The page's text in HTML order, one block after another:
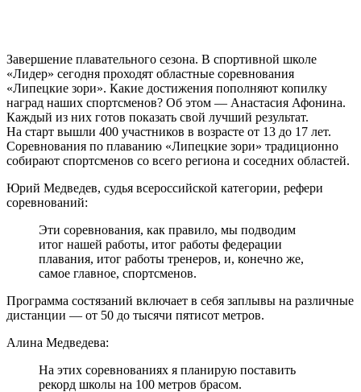
Завершение плавательного сезона. В спортивной школе
«Лидер» сегодня проходят областные соревнования
«Липецкие зори». Какие достижения пополняют копилку
наград наших спортсменов? Об этом — Анастасия Афонина.
Каждый из них готов показать свой лучший результат.
На старт вышли 400 участников в возрасте от 13 до 17 лет.
Соревнования по плаванию «Липецкие зори» традиционно
собирают спортсменов со всего региона и соседних областей.
Юрий Медведев, судья всероссийской категории, рефери
соревнований:
Эти соревнования, как правило, мы подводим
итог нашей работы, итог работы федерации
плавания, итог работы тренеров, и, конечно же,
самое главное, спортсменов.
Программа состязаний включает в себя заплывы на различные
дистанции — от 50 до тысячи пятисот метров.
Алина Медведева:
На этих соревнованиях я планирую поставить
рекорд школы на 100 метров брасом.